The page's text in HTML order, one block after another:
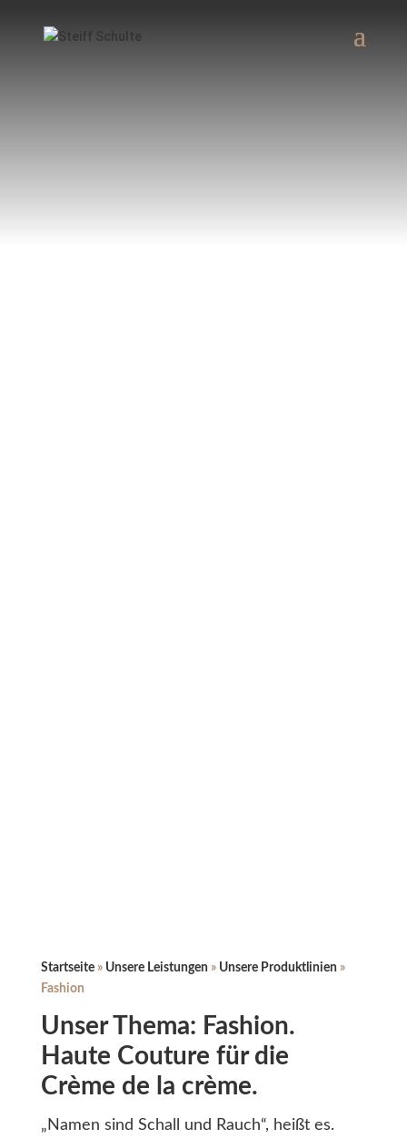
Startseite» Unsere Leistungen » Unsere Produktlinien »
Fashion
Unser Thema: Fashion.
Haute Couture für die
Crème de la crème.
„Namen sind Schall und Rauch“, heißt es.